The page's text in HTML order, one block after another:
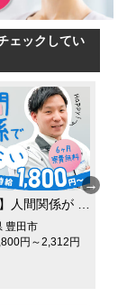
ェックしてい
人間関係が
きたい方へ
可◎正社員
豊田市
円～2,312円